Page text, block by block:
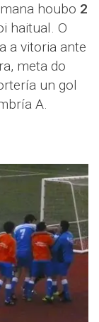
houbo 2
haitual. O
a vitoria ante
meta do
un gol
A.